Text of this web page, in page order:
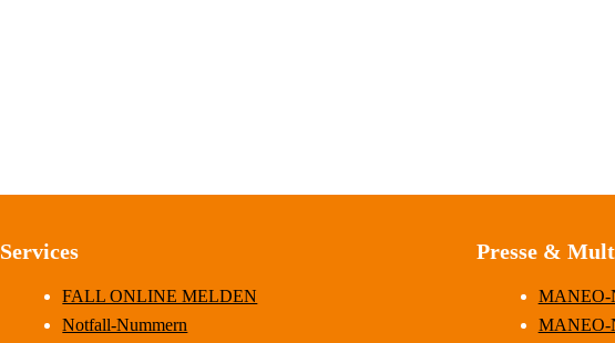
Services
FALL ONLINE MELDEN
Notfall-Nummern
Presse &
MANEO-
MANEO-